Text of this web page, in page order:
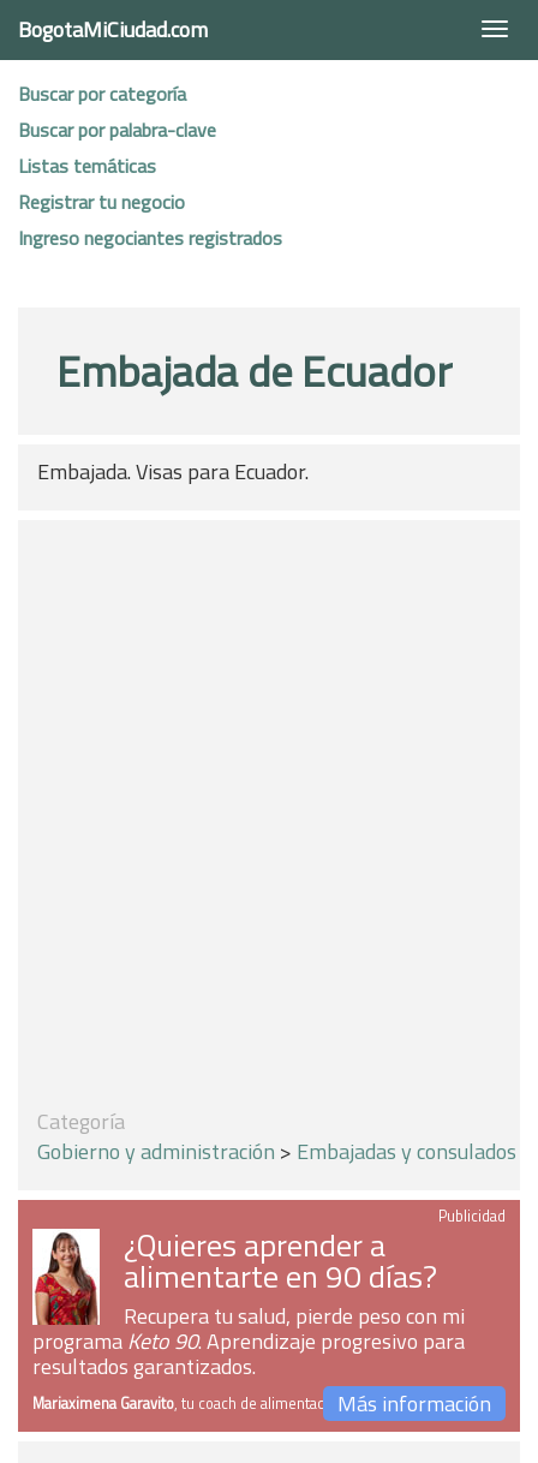
BogotaMiCiudad.com
Buscar por categoría
Buscar por palabra-clave
Listas temáticas
Registrar tu negocio
Ingreso negociantes registrados
Embajada de Ecuador
Embajada. Visas para Ecuador.
Categoría
Gobierno y administración > Embajadas y consulados
Publicidad
¿Quieres aprender a
alimentarte en 90 días?
Recupera tu salud, pierde peso con mi
programaKeto 90. Aprendizaje progresivo para
resultados garantizados.
Mariaximena Garavito, tu coach de alimentaciónMás información